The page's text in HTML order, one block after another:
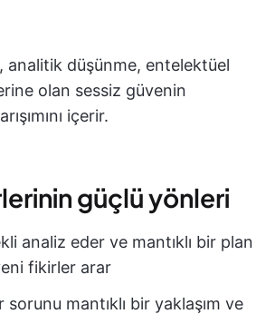
, analitik düşünme, entelektüel
olan sessiz güvenin
içerir.
güçlü yönleri
analiz eder ve mantıklı bir plan
fikirler arar
sorunu mantıklı bir yaklaşım ve